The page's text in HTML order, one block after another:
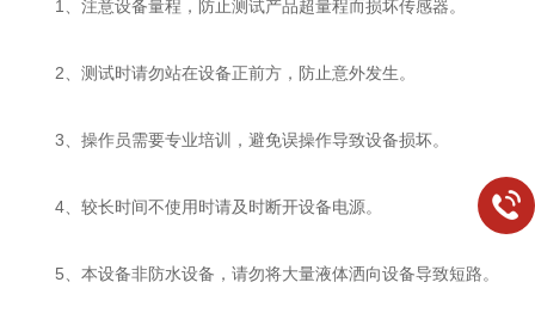
1、注意设备量程，防止测试产品超量程而损坏传感器。
2、测试时请勿站在设备正前方，防止意外发生。
3、操作员需要专业培训，避免误操作导致设备损坏。
4、较长时间不使用时请及时断开设备电源。
5、本设备非防水设备，请勿将大量液体洒向设备导致短路。